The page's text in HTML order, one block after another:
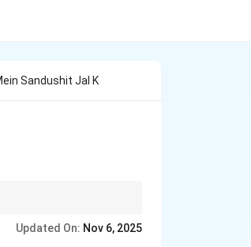
Sandushit Jal K
Updated On: Nov 6, 2025